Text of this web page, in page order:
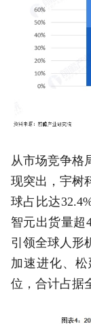
从市场竞争格
现突出，宇树
球占比达
智元出货量超
引领全球人形
加速进化、
位，合计占据